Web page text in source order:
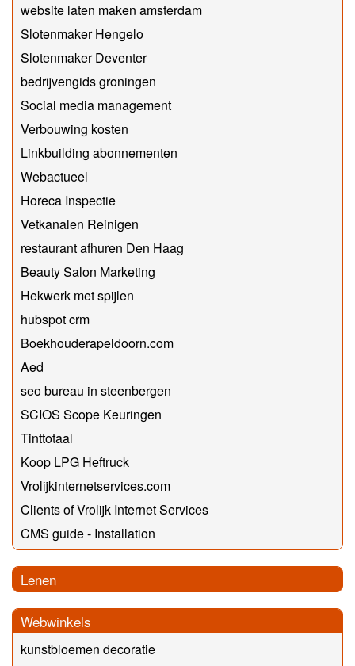
website laten maken amsterdam
Slotenmaker Hengelo
Slotenmaker Deventer
bedrijvengids groningen
Social media management
Verbouwing kosten
Linkbuilding abonnementen
Webactueel
Horeca Inspectie
Vetkanalen Reinigen
restaurant afhuren Den Haag
Beauty Salon Marketing
Hekwerk met spijlen
hubspot crm
Boekhouderapeldoorn.com
Aed
seo bureau in steenbergen
SCIOS Scope Keuringen
Tinttotaal
Koop LPG Heftruck
Vrolijkinternetservices.com
Clients of Vrolijk Internet Services
CMS guide - Installation
Lenen
Webwinkels
kunstbloemen decoratie